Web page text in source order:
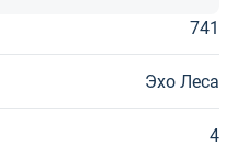
741
Эхо Леса
4